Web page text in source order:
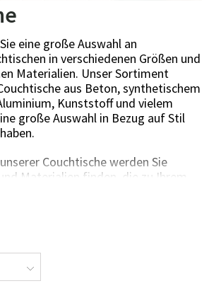
eine große Auswahl an
in verschiedenen Größen und
Materialien. Unser Sortiment
aus Beton, synthetischem
Kunststoff und vielem
große Auswahl in Bezug auf Stil
Couchtische werden Sie
Materialien finden, die zu Ihrem
und Ihrer Außenumgebung
um sicherzustellen, dass jeder
Sortiment unseren hohen
gerecht wird.
sowohl Tische für große